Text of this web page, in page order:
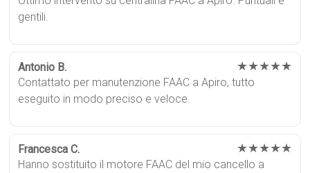
gentili.
Antonio B. ★★★★★
Contattato per manutenzione FAAC a Apiro, tutto
eseguito in modo preciso e veloce.
Francesca C. ★★★★★
Hanno sostituito il motore FAAC del mio cancello a